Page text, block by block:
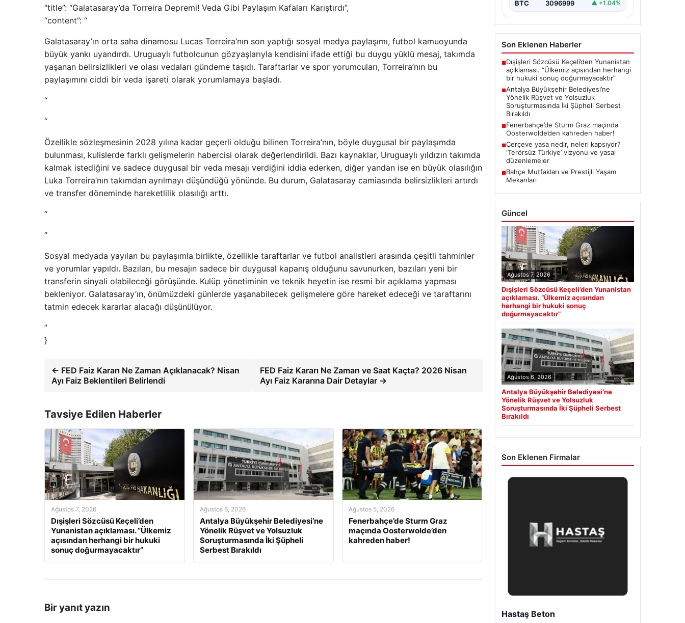
“title”: “Galatasaray’da Torreira Depremi! Veda Gibi Paylaşım Kafaları Karıştırdı”,
“content”: “
Galatasaray’ın orta saha dinamosu Lucas Torreira’nın son yaptığı sosyal medya paylaşımı, futbol kamuoyunda
büyük yankı uyandırdı. Uruguaylı futbolcunun gözyaşlarıyla kendisini ifade ettiği bu duygu yüklü mesaj, takımda
yaşanan belirsizlikleri ve olası vedaları gündeme taşıdı. Taraftarlar ve spor yorumcuları, Torreira’nın bu
paylaşımını ciddi bir veda işareti olarak yorumlamaya başladı.
“
“
Özellikle sözleşmesinin 2028 yılına kadar geçerli olduğu bilinen Torreira’nın, böyle duygusal bir paylaşımda
bulunması, kulislerde farklı gelişmelerin habercisi olarak değerlendirildi. Bazı kaynaklar, Uruguaylı yıldızın takımda
kalmak istediğini ve sadece duygusal bir veda mesajı verdiğini iddia ederken, diğer yandan ise en büyük olasılığın
Luka Torreira’nın takımdan ayrılmayı düşündüğü yönünde. Bu durum, Galatasaray camiasında belirsizlikleri artırdı
ve transfer döneminde hareketlilik olasılığı arttı.
“
“
Sosyal medyada yayılan bu paylaşımla birlikte, özellikle taraftarlar ve futbol analistleri arasında çeşitli tahminler
ve yorumlar yapıldı. Bazıları, bu mesajın sadece bir duygusal kapanış olduğunu savunurken, bazıları yeni bir
transferin sinyali olabileceği görüşünde. Kulüp yönetiminin ve teknik heyetin ise resmi bir açıklama yapması
bekleniyor. Galatasaray’ın, önümüzdeki günlerde yaşanabilecek gelişmelere göre hareket edeceği ve taraftarını
tatmin edecek kararlar alacağı düşünülüyor.
”
}
← FED Faiz Kararı Ne Zaman Açıklanacak? Nisan
Ayı Faiz Beklentileri Belirlendi
FED Faiz Kararı Ne Zaman ve Saat Kaçta? 2026 Nisan
Ayı Faiz Kararına Dair Detaylar →
Tavsiye Edilen Haberler
Ağustos 7, 2026
Dışişleri Sözcüsü Keçeli’den
Yunanistan açıklaması. “Ülkemiz
açısından herhangi bir hukuki
sonuç doğurmayacaktır”
Ağustos 6, 2026
Antalya Büyükşehir Belediyesi’ne
Yönelik Rüşvet ve Yolsuzluk
Soruşturmasında İki Şüpheli
Serbest Bırakıldı
Ağustos 5, 2026
Fenerbahçe’de Sturm Graz
maçında Oosterwolde’den
kahreden haber!
Bir yanıt yazın
BTC 3096999 ▲ +1.04%
Son Eklenen Haberler
■Dışişleri Sözcüsü Keçeli’den Yunanistan
açıklaması. “Ülkemiz açısından herhangi
bir hukuki sonuç doğurmayacaktır”
■Antalya Büyükşehir Belediyesi’ne
Yönelik Rüşvet ve Yolsuzluk
Soruşturmasında İki Şüpheli Serbest
Bırakıldı
■Fenerbahçe’de Sturm Graz maçında
Oosterwolde’den kahreden haber!
■Çerçeve yasa nedir, neleri kapsıyor?
‘Terörsüz Türkiye’ vizyonu ve yasal
düzenlemeler
■Bahçe Mutfakları ve Prestijli Yaşam
Mekanları
Güncel
Ağustos 7, 2026
Dışişleri Sözcüsü Keçeli’den Yunanistan
açıklaması. “Ülkemiz açısından
herhangi bir hukuki sonuç
doğurmayacaktır”
Ağustos 6, 2026
Antalya Büyükşehir Belediyesi’ne
Yönelik Rüşvet ve Yolsuzluk
Soruşturmasında İki Şüpheli Serbest
Bırakıldı
Son Eklenen Firmalar
Prenses Night Club